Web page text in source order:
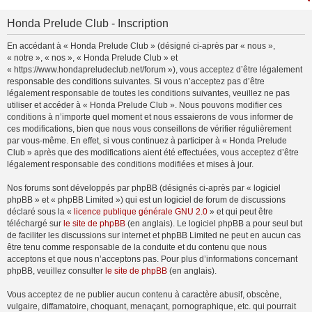
Honda Prelude Club - Inscription
En accédant à « Honda Prelude Club » (désigné ci-après par « nous »,
« notre », « nos », « Honda Prelude Club » et
« https://www.hondapreludeclub.net/forum »), vous acceptez d’être légalement
responsable des conditions suivantes. Si vous n’acceptez pas d’être
légalement responsable de toutes les conditions suivantes, veuillez ne pas
utiliser et accéder à « Honda Prelude Club ». Nous pouvons modifier ces
conditions à n’importe quel moment et nous essaierons de vous informer de
ces modifications, bien que nous vous conseillons de vérifier régulièrement
par vous-même. En effet, si vous continuez à participer à « Honda Prelude
Club » après que des modifications aient été effectuées, vous acceptez d’être
légalement responsable des conditions modifiées et mises à jour.
Nos forums sont développés par phpBB (désignés ci-après par « logiciel
phpBB » et « phpBB Limited ») qui est un logiciel de forum de discussions
déclaré sous la « licence publique générale GNU 2.0 » et qui peut être
téléchargé sur le site de phpBB (en anglais). Le logiciel phpBB a pour seul but
de faciliter les discussions sur internet et phpBB Limited ne peut en aucun cas
être tenu comme responsable de la conduite et du contenu que nous
acceptons et que nous n’acceptons pas. Pour plus d’informations concernant
phpBB, veuillez consulter le site de phpBB (en anglais).
Vous acceptez de ne publier aucun contenu à caractère abusif, obscène,
vulgaire, diffamatoire, choquant, menaçant, pornographique, etc. qui pourrait